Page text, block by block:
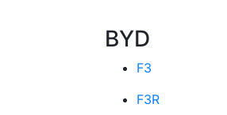
BYD
F3
F3R